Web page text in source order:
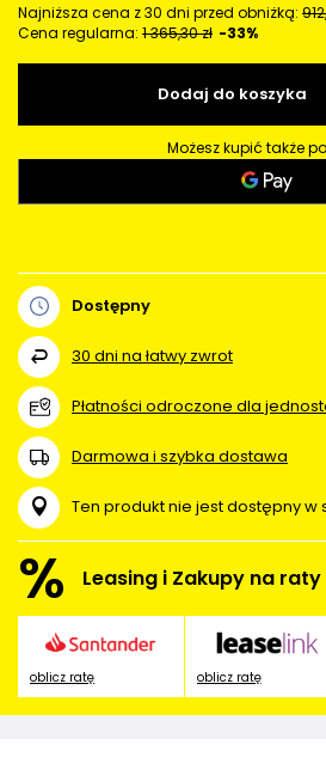
Najniższa cena z 30 dni przed obniżką:
Cena regularna: 1 365,30 zł -33%
Dodaj do koszyka
Możesz kupić także
Dostępny
30 dni na łatwy zwrot
Płatności odroczone dla
Darmowa i szybka dostawa
Ten produkt nie jest dostępny
% Leasing i Zakupy na raty
oblicz ratę oblicz ratę